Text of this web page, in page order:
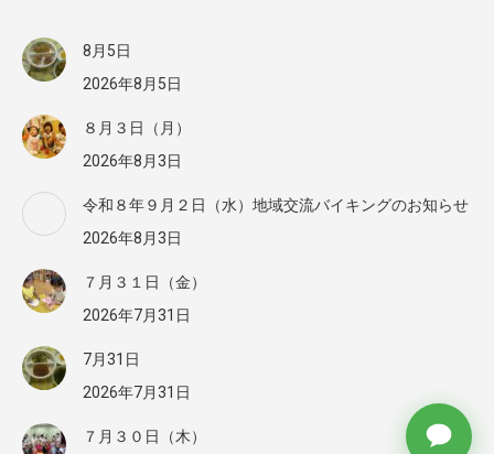
8月5日
2026年8月5日
８月３日（月）
2026年8月3日
令和８年９月２日（水）地域交流バイキングのお知らせ
2026年8月3日
７月３１日（金）
2026年7月31日
7月31日
2026年7月31日
７月３０日（木）